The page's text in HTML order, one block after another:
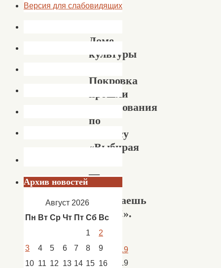
Доме
культуры
Покровка
прошли
соревнования
по
теннису
«Выбирая
—
ты
выбираешь
жизнь!».
28.10.2019
28.10.2019
Версия для слабовидящих
Архив новостей
Август 2026
Пн Вт Ср Чт Пт Сб Вс
1
2
3
4 5 6 7 8
9
10 11 12 13 14 15 16